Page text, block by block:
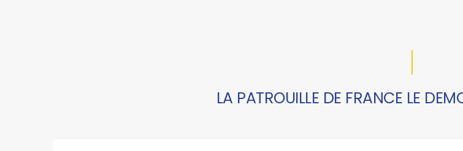
LA PATROUILLE DE FRANCE LE